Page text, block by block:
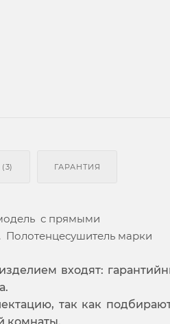
ГАРАНТИЯ
с прямыми
Полотенцесушитель марки
входят:
так как